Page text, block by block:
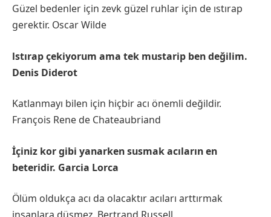
Güzel bedenler için zevk güzel ruhlar için de ıstırap
gerektir. Oscar Wilde
lstırap çekiyorum ama tek mustarip ben değilim.
Denis Diderot
Katlanmayı bilen için hiçbir acı önemli değildir.
François Rene de Chateaubriand
İçiniz kor gibi yanarken susmak acıların en
beteridir. Garcia Lorca
Ölüm oldukça acı da olacaktır acıları arttırmak